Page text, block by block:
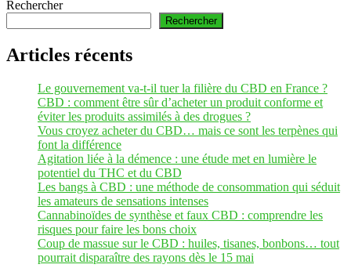
Rechercher
Rechercher
Articles récents
Le gouvernement va-t-il tuer la filière du CBD en France ?
CBD : comment être sûr d’acheter un produit conforme et
éviter les produits assimilés à des drogues ?
Vous croyez acheter du CBD… mais ce sont les terpènes qui
font la différence
Agitation liée à la démence : une étude met en lumière le
potentiel du THC et du CBD
Les bangs à CBD : une méthode de consommation qui séduit
les amateurs de sensations intenses
Cannabinoïdes de synthèse et faux CBD : comprendre les
risques pour faire les bons choix
Coup de massue sur le CBD : huiles, tisanes, bonbons… tout
pourrait disparaître des rayons dès le 15 mai